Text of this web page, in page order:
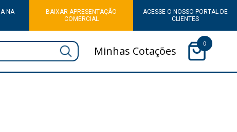
NA
BAIXAR APRESENTAÇÃO
COMERCIAL
ACESSE O NOSSO PORTAL DE
CLIENTES
Minhas Cotações
0